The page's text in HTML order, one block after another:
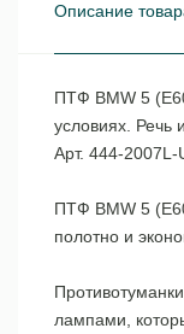
Описание
ПТФ BMW 5
условиях. Речь
Арт. 444-
ПТФ BMW 5
полотно и
лампами,